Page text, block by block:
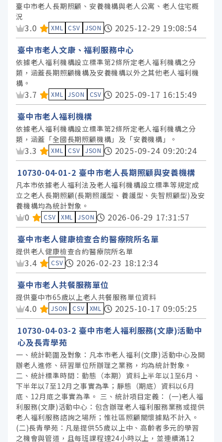
臺中市老人長期照顧、安養機構與老人公寓、老人住宅概
況
資料集評分：
3.0 XML CSV JSON
2025-12-29 19:08:54
臺中市老人文康、福利服務中心
依據老人福利機構設立標準第2條所定老人福利機構之分
類，涵蓋長期照顧機構及安養機構以外之其他老人福利機
構。
資料集評分：
3.7 XML JSON CSV
2025-09-17 16:15:49
臺中市老人福利機構
依據老人福利機構設立標準第2條所定老人福利機構之分
類，涵蓋「全國長期照顧機構」及「安養機構」。
資料集評分：
3.3 XML CSV JSON
2025-09-24 09:20:24
10730-04-01-2 臺中市老人長期照顧與安養機構
凡本市依據老人福利法及老人福利機構設立標準等規定成
立之老人長期照顧(長期照護型、養護型、失智照顧型)及安
養機構均為統計對象。
資料集評分：
0 CSV XML JSON
2026-06-29 17:31:57
臺中市老人健康檢查合約醫療院所名單
提供老人健康檢查合約醫療院所名單
資料集評分：
3.4 CSV
2026-02-23 18:12:34
臺中市老人共餐服務單位
提供臺中市65歲以上老人共餐服務單位資料
資料集評分：
4.0 JSON CSV XML
2025-10-17 09:05:25
10730-04-03-2 臺中市老人福利服務(文康)活動中
心及長青學苑
一、統計範圍及對象：凡本市老人福利(文康)活動中心及開
辦老人進修、研習單位所辦理之業務，均為統計對象。
二、統計標準時間：動態（本期）資料上半年以1至6月、
下半年以7至12月之事實為準；靜態（期底）資料以6月
底、12月底之事實為準。 三、統計項目定義： (一)老人福
利服務(文康)活動中心：包含辦理老人福利服務業務或提供
老人福利服務諮詢之場所；惟社區照顧關懷據點不計入。
(二)長青學苑：凡是提供55歲以上中、高齡者多元的學習
之機會與管道，且每班課程達24小時以上，並連續滿12